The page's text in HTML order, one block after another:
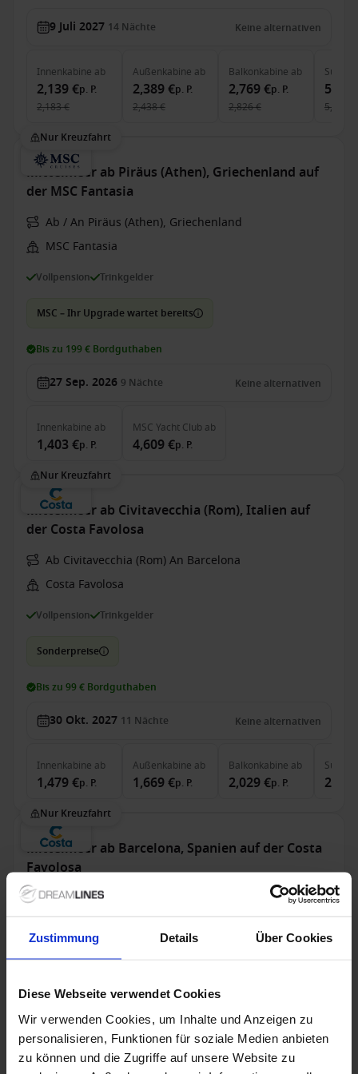
Zustimmung Details Über Cookies
Diese Webseite verwendet Cookies
Wir verwenden Cookies, um Inhalte und Anzeigen zu
personalisieren, Funktionen für soziale Medien anbieten
zu können und die Zugriffe auf unsere Website zu
9 Juli 2027 14 Nächte Keine alternativen
Innenkabine ab
2,139 €p. P.
2,183 €
Außenkabine ab
2,389 €p. P.
2,438 €
Balkonkabine ab
2,769 €p. P.
2,826 €
Suite
5,397 €
Nur Kreuzfahrt
Mittelmeer ab Piräus (Athen), Griechenland auf
der MSC Fantasia
Ab / An Piräus (Athen), Griechenland
MSC Fantasia
Vollpension Trinkgelder
MSC – Ihr Upgrade wartet bereits
Bis zu 199 € Bordguthaben
27 Sep. 2026 9 Nächte Keine alternativen
Innenkabine ab
1,403 €p. P.
MSC Yacht Club ab
4,609 €p. P.
Nur Kreuzfahrt
Mittelmeer ab Civitavecchia (Rom), Italien auf
der Costa Favolosa
Ab Civitavecchia (Rom) An Barcelona
Costa Favolosa
Vollpension Trinkgelder
Sonderpreise
Bis zu 99 € Bordguthaben
30 Okt. 2027 11 Nächte Keine alternativen
Innenkabine ab
1,479 €p. P.
Außenkabine ab
1,669 €p. P.
Balkonkabine ab
2,029 €p. P.
Suite
Nur Kreuzfahrt
Mittelmeer ab Barcelona, Spanien auf der Costa
Favolosa
Ab / An Barcelona
Sonderpreise
Bis zu 149 € Bordguthaben
27 Okt. 2027 14 Nächte Keine alternativen